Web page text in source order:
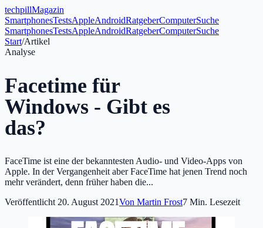
techpillMagazin
SmartphonesTestsAppleAndroidRatgeberComputerSuche
SmartphonesTestsAppleAndroidRatgeberComputerSuche
Start/Artikel
Analyse
Facetime für
Windows - Gibt es
das?
FaceTime ist eine der bekanntesten Audio- und Video-Apps von
Apple. In der Vergangenheit aber FaceTime hat jenen Trend noch
mehr verändert, denn früher haben die...
Veröffentlicht 20. August 2021Von Martin Frost7 Min. Lesezeit